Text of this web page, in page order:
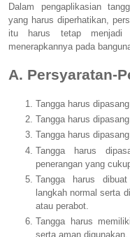
Dalam pengaplikasian
yang harus diperhatikan,
itu harus tetap menjadi
menerapkannya pada
A. Persyaratan-
Tangga harus
Tangga harus
Tangga harus
Tangga harus
penerangan yang
Tangga harus
langkah normal serta
atau perabot.
Tangga harus
serta aman digunakan.